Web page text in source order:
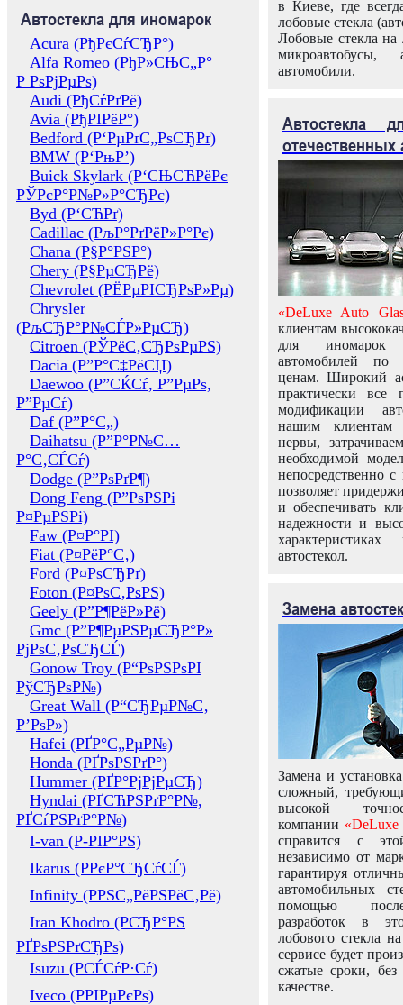
Автостекла для иномарок
Acura (РђРєСѓСЂР°)
Alfa Romeo (РђР»СЊС„Р°
Р РѕРјРµРѕ)
Audi (РђСѓРґРё)
Avia (РђРІРёР°)
Bedford (Р‘РµРґС„РѕСЂРґ)
BMW (Р‘РњР’)
Buick Skylark (Р‘СЊСЋРёРє
РЎРєР°Р№Р»Р°СЂРє)
Byd (Р‘СЋРґ)
Cadillac (РљР°РґРёР»Р°Рє)
Chana (Р§Р°РЅР°)
Chery (Р§РµСЂРё)
Chevrolet (РЁРµРІСЂРѕР»Рµ)
Chrysler
(РљСЂР°Р№СЃР»РµСЂ)
Citroen (РЎРёС‚СЂРѕРµРЅ)
Dacia (Р”Р°С‡РёСЏ)
Daewoo (Р”СЌСѓ, Р”РµРѕ,
Р”РµСѓ)
Daf (Р”Р°С„)
Daihatsu (Р”Р°Р№С…
Р°С‚СЃСѓ)
Dodge (Р”РѕРґР¶)
Dong Feng (Р”РѕРЅРі
Р¤РµРЅРі)
Faw (Р¤Р°РІ)
Fiat (Р¤РёР°С‚)
Ford (Р¤РѕСЂРґ)
Foton (Р¤РѕС‚РѕРЅ)
Geely (Р”Р¶РёР»Рё)
Gmc (Р”Р¶РµРЅРµСЂР°Р»
РјРѕС‚РѕСЂСЃ)
Gonow Troy (Р“РѕРЅРѕРІ
РўСЂРѕР№)
Great Wall (Р“СЂРµР№С‚
Р’РѕР»)
Hafei (РҐР°С„РµР№)
Honda (РҐРѕРЅРґР°)
Hummer (РҐР°РјРјРµСЂ)
Hyndai (РҐСЋРЅРґР°Р№,
РҐСѓРЅРґР°Р№)
I-van (Р-РІР°РЅ)
Ikarus (РРєР°СЂСѓСЃ)
Infinity (РРЅС„РёРЅРёС‚Рё)
Iran Khodro (РСЂР°РЅ
РҐРѕРЅРґСЂРѕ)
Isuzu (РСЃСѓР·Сѓ)
Iveco (РРІРµРєРѕ)
в Киеве, где
лобовые стекла
Лобовые стекла на
микроавтобусы,
автомобили.
Автостекла
отечественных
«DeLuxe Auto
клиентам
для иномарок
автомобилей
ценам. Широкий
практически все
модификации
нашим клиентам
нервы,
необходимой
непосредственно
позволяет
и обеспечивать
надежности и
автостекол.
Замена
Замена и
сложный,
высокой
компании «DeLuxe
справится с
независимо от
гарантируя
автомобильных
помощью
разработок в
лобового стекла
сервисе будет
сжатые сроки,
качестве.